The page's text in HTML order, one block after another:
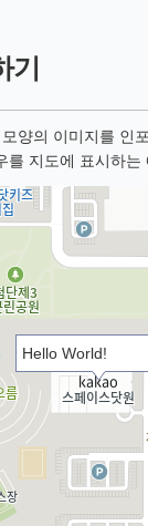
양의 이미지를 인
를 지도에 표시하는
Hello World!